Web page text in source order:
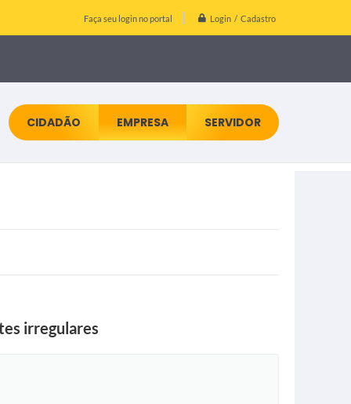
Faça seu login no portal Login / Cadastro
CIDADÃO EMPRESA SERVIDOR
irregulares